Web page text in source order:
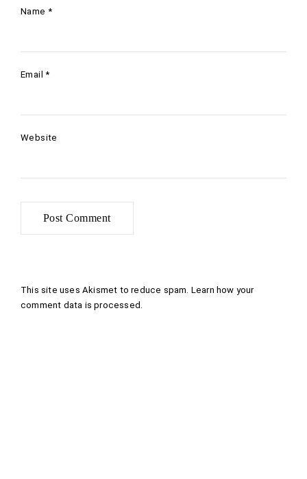
Name *
Email*
Website
This site uses Akismet to reduce spam. Learn how your
comment data is processed